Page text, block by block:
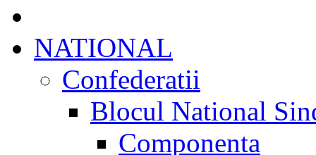
NATIONAL
Confederatii
Blocul National
Componenta